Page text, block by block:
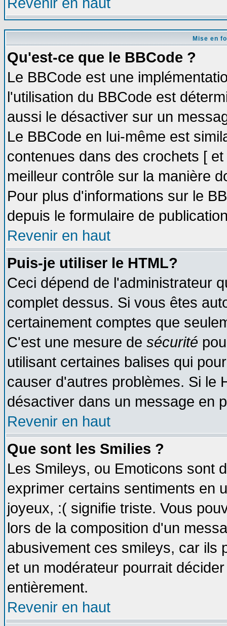
Mise en
Qu'est-ce que le BBCode ?
Le BBCode est une
l'utilisation du BBCode est
aussi le désactiver sur un
Le BBCode en lui-même est
contenues dans des crochets [
meilleur contrôle sur la manière
Pour plus d'informations sur le
depuis le formulaire de
Revenir en haut
Puis-je utiliser le HTML?
Ceci dépend de l'administrateur
complet dessus. Si vous êtes
certainement comptes que
C'est une mesure de sécurité
utilisant certaines balises qui
causer d'autres problèmes. Si le
désactiver dans un message en
Revenir en haut
Que sont les Smilies ?
Les Smileys, ou Emoticons sont
exprimer certains sentiments en
joyeux, :( signifie triste. Vous
lors de la composition d'un
abusivement ces smileys, car ils
et un modérateur pourrait
entièrement.
Revenir en haut